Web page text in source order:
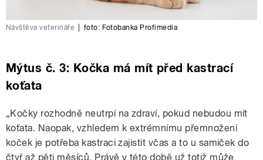
Návštěva veterináře foto: Fotobanka Profimedia
Mýtus č. 3: Kočka má mít před kastrací
koťata
„Kočky rozhodně neutrpí na zdraví, pokud nebudou mít
koťata. Naopak, vzhledem k extrémnímu přemnožení
koček je potřeba kastraci zajistit včas a to u samiček do
čtyř až pěti měsíců. Právě v této době už totiž může